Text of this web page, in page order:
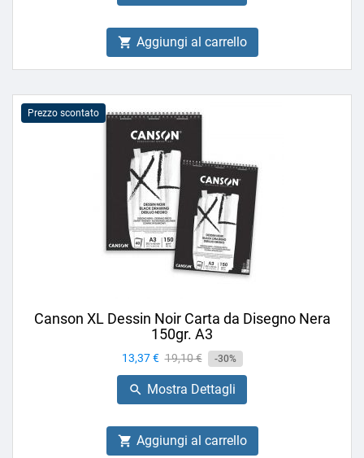
 Aggiungi al carrello
Prezzo scontato
Canson XL Dessin Noir Carta da Disegno Nera
150gr. A3
Prezzo
13,37 € Prezzo
base
19,10 € -30%
 Mostra Dettagli
 Aggiungi al carrello